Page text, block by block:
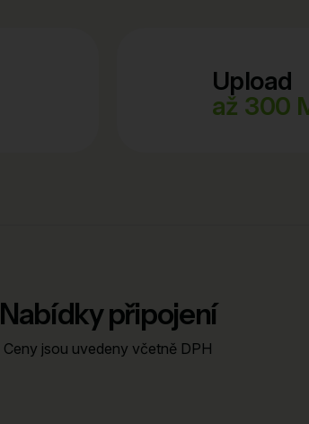
Upload
až 300
Nabídky připojení
Ceny jsou uvedeny včetně DPH